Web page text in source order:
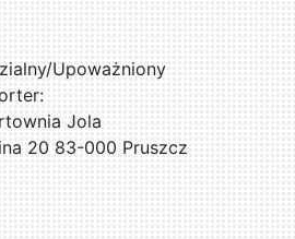
Upoważniony
Jola
20 83-000 Pruszcz